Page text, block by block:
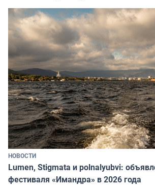
НОВОСТИ
Lumen, Stigmata и polnalyubvi:
фестиваля «Имандра» в 2026 года